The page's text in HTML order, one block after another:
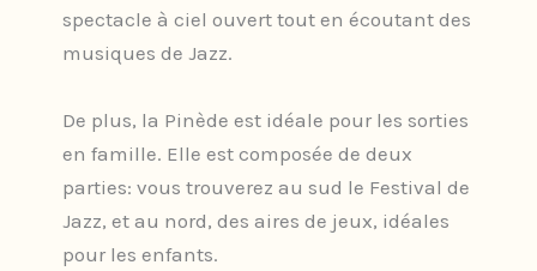
spectacle à ciel ouvert tout en écoutant des
musiques de Jazz.
De plus, la Pinède est idéale pour les sorties
en famille. Elle est composée de deux
parties: vous trouverez au sud le Festival de
Jazz, et au nord, des aires de jeux, idéales
pour les enfants.